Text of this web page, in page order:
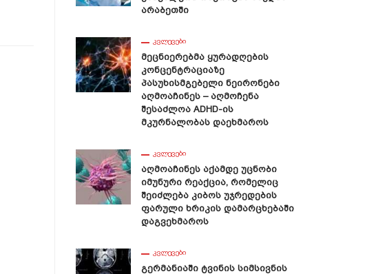
Არაბეთში
ᲙᲕᲚᲔᲕᲔᲑᲘ
Მეცნიერებმა Ყურადღების
Კონცენტრაციაზე
Პასუხისმგებელი Ნეირონები
Აღმოაჩინეს – Აღმოჩენა
Შესაძლოა ADHD-Ის
Მკურნალობას Დაეხმაროს
ᲙᲕᲚᲔᲕᲔᲑᲘ
Აღმოაჩინეს Აქამდე Უცნობი
Იმუნური Რეაქცია, Რომელიც
Შეიძლება Კიბოს Უჯრედების
Ფარული Ხრიკის Დამარცხებაში
Დაგვეხმაროს
ᲙᲕᲚᲔᲕᲔᲑᲘ
Გერმანიაში Ტვინის Სიმსივნის